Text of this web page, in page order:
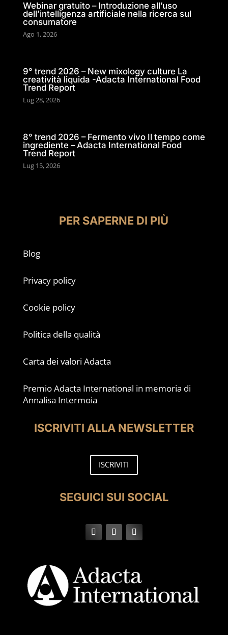
Webinar gratuito – Introduzione all’uso
dell’intelligenza artificiale nella ricerca sul
consumatore
Ago 1, 2026
9° trend 2026 – New mixology culture La
creatività liquida -Adacta International Food
Trend Report
Lug 28, 2026
8° trend 2026 – Fermento vivo Il tempo come
ingrediente – Adacta International Food
Trend Report
Lug 15, 2026
PER SAPERNE DI PIÙ
Blog
Privacy policy
Cookie policy
Politica della qualità
Carta dei valori Adacta
Premio Adacta International in memoria di
Annalisa Intermoia
ISCRIVITI ALLA NEWSLETTER
ISCRIVITI
SEGUICI SUI SOCIAL